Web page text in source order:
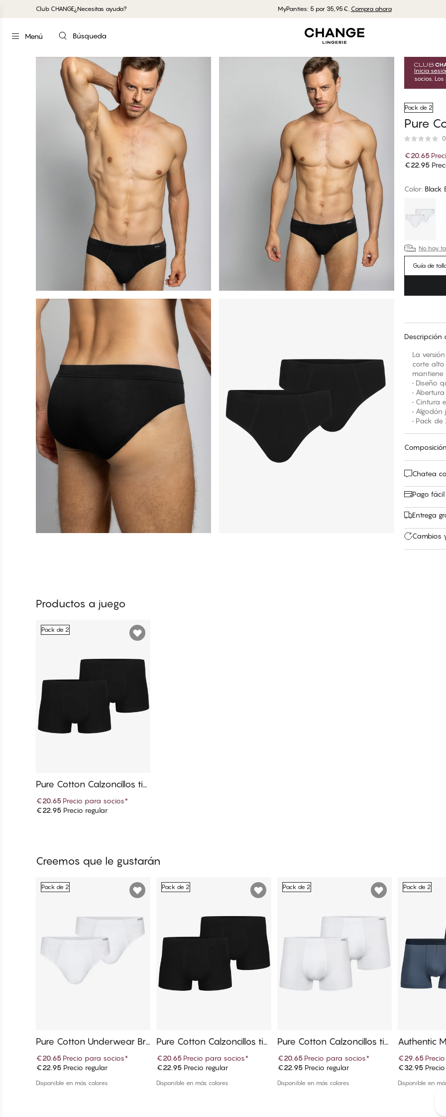
Club CHANGE¿Necesitas ayuda? MyPanties: 5 por 35,95€. Compra ahora
Menú Búsqueda
Inicia
socios.
Pack de 2
Pure
€20.65
€22.95
Color: Black
No hay
Guía de
Descripción
La
corte
mantiene
• Diseño
•
• Cintura
•
• Pack
Composición
Chatea
Pago
Entrega
Cambios
Productos a juego
Añadir a la cesta
Pack de 2
Pure Cotton Calzoncillos tip
€20.65 Precio para socios*
€22.95 Precio regular
Creemos que le gustarán
Añadir a la cesta
Pack de 2
Pure Cotton Underwear Bri
€20.65 Precio para socios*
€22.95 Precio regular
Disponible en más colores
Añadir a la cesta
Pack de 2
Pure Cotton Calzoncillos tip
€20.65 Precio para socios*
€22.95 Precio regular
Disponible en más colores
Añadir a la cesta
Pack de 2
Pure Cotton Calzoncillos tip
€20.65 Precio para socios*
€22.95Precio regular
Disponible en más colores
Pack de 2
Authentic
€29.65
€32.95
Disponible en